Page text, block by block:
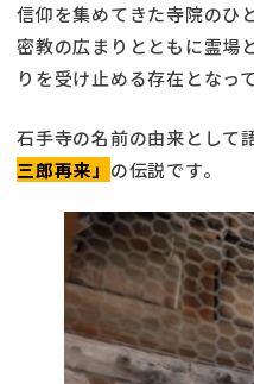
信仰を集めてきた寺院のひ
密教の広まりとともに霊場
りを受け止める存在となっ
石手寺の名前の由来として
三郎再来」 の伝説です。